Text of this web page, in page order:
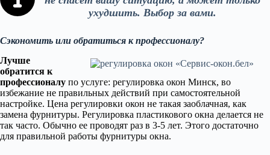
ухудшить. Выбор за вами.
Сэкономить или обратиться к профессионалу?
Лучше
обратится к
профессионалу по услуге: регулировка окон Минск, во
избежание не правильных действий при самостоятельной
настройке. Цена регулировки окон не такая заоблачная, как
замена фурнитуры. Регулировка пластикового окна делается не
так часто. Обычно ее проводят раз в 3-5 лет. Этого достаточно
для правильной работы фурнитуры окна.